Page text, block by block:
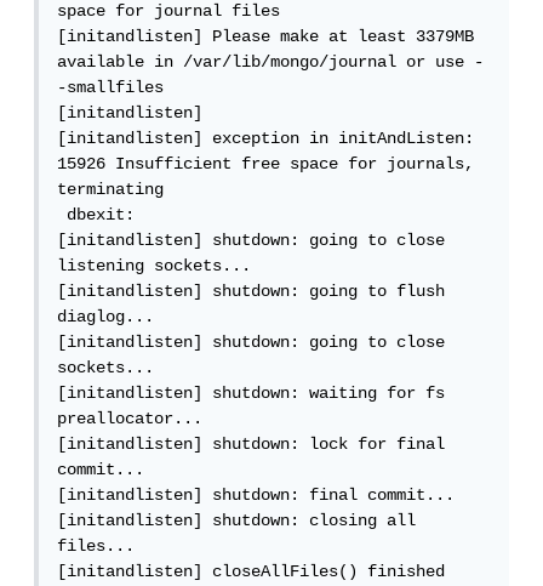
space for journal files
[initandlisten] Please make at least 3379MB
available in /var/lib/mongo/journal or use -
-smallfiles
[initandlisten]
[initandlisten] exception in initAndListen:
15926 Insufficient free space for journals,
terminating
dbexit:
[initandlisten] shutdown: going to close
listening sockets...
[initandlisten] shutdown: going to flush
diaglog...
[initandlisten] shutdown: going to close
sockets...
[initandlisten] shutdown: waiting for fs
preallocator...
[initandlisten] shutdown: lock for final
commit...
[initandlisten] shutdown: final commit...
[initandlisten] shutdown: closing all
files...
[initandlisten] closeAllFiles() finished